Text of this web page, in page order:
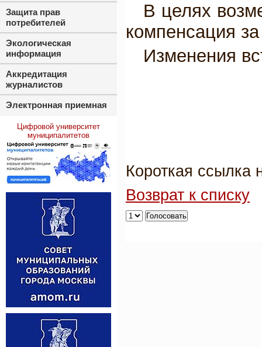
В целях
компенсация
Изменения
Короткая ссылка
Возврат к списку
Защита прав
потребителей
Экологическая
информация
Аккредитация
журналистов
Электронная приемная
Цифровой университет
муниципалитетов